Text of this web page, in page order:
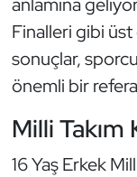
Finalleri gibi
sonuçlar,
önemli bir
Milli
16 Yaş Erkek
Muay Thai
Okçuluk
Oryantiring